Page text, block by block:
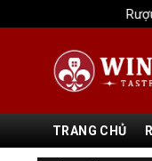
qua
Rượu
TRANG CHỦ